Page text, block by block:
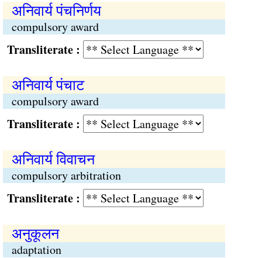
अनिवार्य पंचनिर्णय
compulsory award
:
अनिवार्य पंचाट
compulsory award
:
अनिवार्य विवाचन
compulsory arbitration
:
अनुकूलन
adaptation